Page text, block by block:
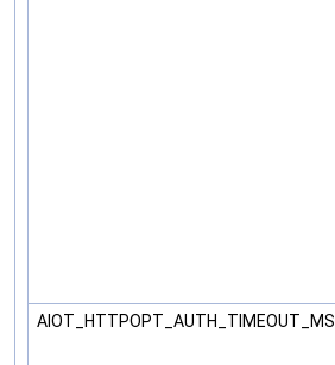
AIOT_HTTPOPT_AUTH_TIMEOUT_MS